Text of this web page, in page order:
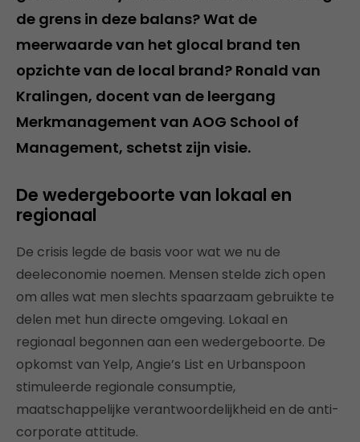
de grens in deze balans? Wat de
meerwaarde van het glocal brand ten
opzichte van de local brand? Ronald van
Kralingen, docent van de leergang
Merkmanagement van AOG School of
Management, schetst zijn visie.
De wedergeboorte van lokaal en
regionaal
De crisis legde de basis voor wat we nu de
deeleconomie noemen. Mensen stelde zich open
om alles wat men slechts spaarzaam gebruikte te
delen met hun directe omgeving. Lokaal en
regionaal begonnen aan een wedergeboorte. De
opkomst van Yelp, Angie’s List en Urbanspoon
stimuleerde regionale consumptie,
maatschappelijke verantwoordelijkheid en de anti-
corporate attitude.